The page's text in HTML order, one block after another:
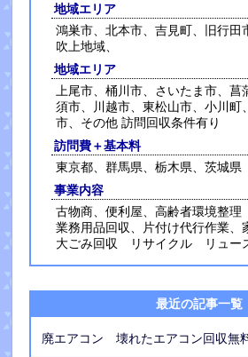
地域エリア
鴻巣市、北本市、吉見町、旧行田
吹上地域、
地域エリア
上尾市、桶川市、さいたま市、菖
須市、川越市、東松山市、小川町
市、その他 訪問回収条件有り
訪問費＋基本料
東京都、群馬県、栃木県、茨城県
事業内容
古物商、便利屋、高齢者環境整
業務用品回収、片付け代行作業、
大ごみ回収 リサイクル リュー
最近の記事一覧
廃エアコン 壊れたエアコン回収無